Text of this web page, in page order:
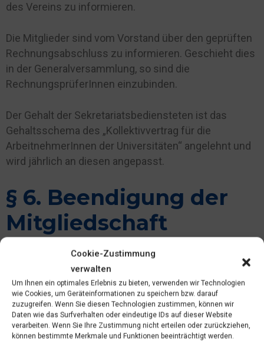
Cookie-Zustimmung
verwalten
Um Ihnen ein optimales Erlebnis zu bieten, verwenden wir Technologien
wie Cookies, um Geräteinformationen zu speichern bzw. darauf
zuzugreifen. Wenn Sie diesen Technologien zustimmen, können wir
Daten wie das Surfverhalten oder eindeutige IDs auf dieser Website
verarbeiten. Wenn Sie Ihre Zustimmung nicht erteilen oder zurückziehen,
können bestimmte Merkmale und Funktionen beeinträchtigt werden.
des Vereins zu informieren.
Die Mitglieder sind vom Vorstand über den geprüften
Rechnungsabschluss zu informieren. Geschieht dies
in der Generalversammlung, so sind die
RechnungsprüferInnen einzubinden.
Der Gehalt der Sekretariatsbediensteten ist das
Gehaltsschema des „Kollektivvertrag für die
ArbeitnehmerInnen der Universitäten“ angelehnt und
wird jährlich an diesen angepasst.
§ 6. Beendigung der
Mitgliedschaft
Die Mitgliedschaft erlischt
durch den Tod;
durch freiwilligen Austritt – dieser kann jederzeit
erfolgen, muss aber dem Vorstand schriftlich
mitgeteilt werden;